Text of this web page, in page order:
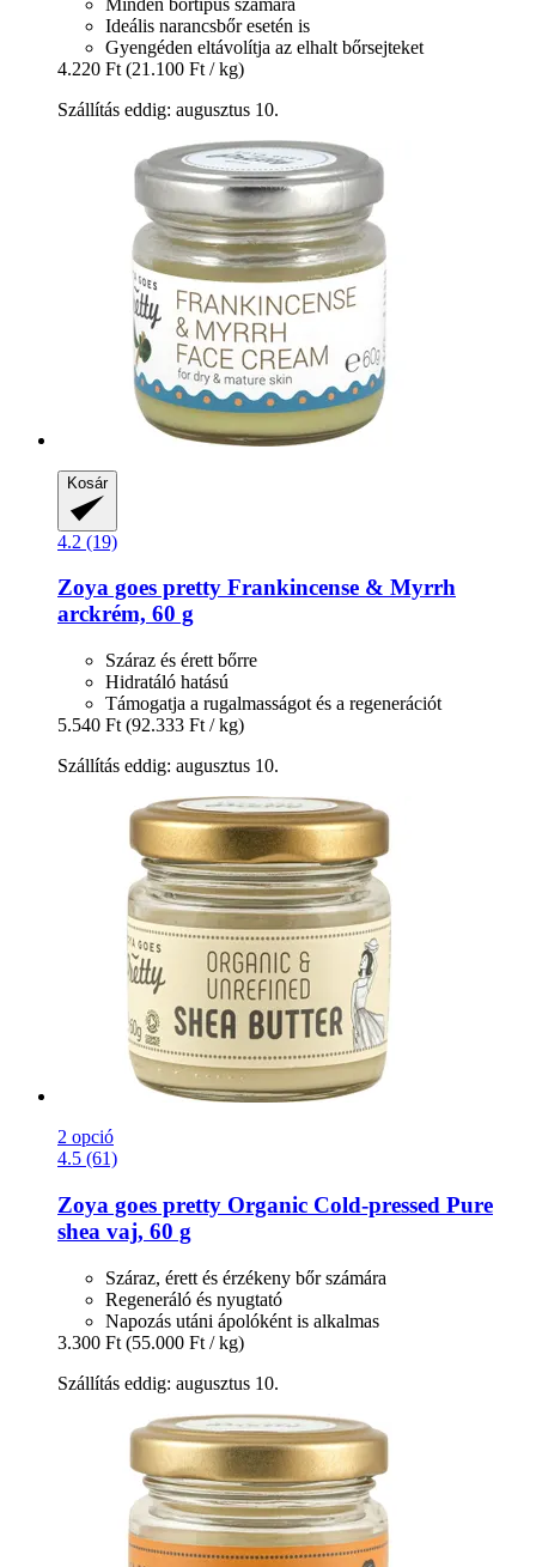
Minden bőrtípus számára
Ideális narancsbőr esetén is
Gyengéden eltávolítja az elhalt bőrsejteket
4.220 Ft (21.100 Ft / kg)
Szállítás eddig: augusztus 10.
Kosár
4.2 (19)
Zoya goes pretty Frankincense & Myrrh
arckrém, 60 g
Száraz és érett bőrre
Hidratáló hatású
Támogatja a rugalmasságot és a regenerációt
5.540 Ft (92.333 Ft / kg)
Szállítás eddig: augusztus 10.
2 opció
4.5 (61)
Zoya goes pretty Organic Cold-​pressed Pure
shea vaj, 60 g
Száraz, érett és érzékeny bőr számára
Regeneráló és nyugtató
Napozás utáni ápolóként is alkalmas
3.300 Ft (55.000 Ft / kg)
Szállítás eddig: augusztus 10.